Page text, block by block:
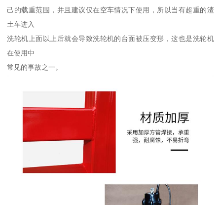
己的载重范围，并且建议仅在空车情况下使用，所以当有超重的渣
土车进入
洗轮机上面以上后就会导致洗轮机的台面被压变形，这也是洗轮机
在使用中
常见的事故之一。